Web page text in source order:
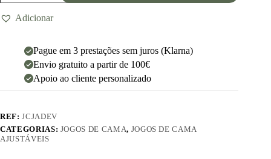
Adicionar
Pague em 3 prestações sem juros (Klarna)
Envio gratuito a partir de 100€
Apoio ao cliente personalizado
REF:JCJADEV
CATEGORIAS: JOGOS DE CAMA, JOGOS DE CAMA
AJUSTÁVEIS